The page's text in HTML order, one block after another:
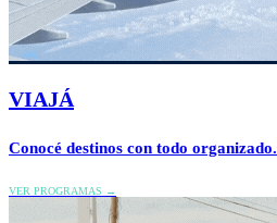
VIAJÁ
Conocé destinos con todo organizado.
VER PROGRAMAS →